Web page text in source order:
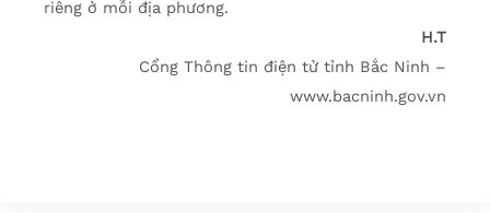
riêng ở mỗi địa phương.
H.T
Cổng Thông tin điện tử tỉnh Bắc Ninh –
www.bacninh.gov.vn